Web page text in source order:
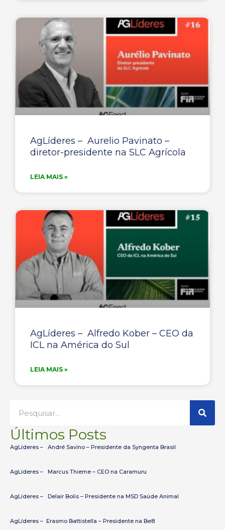
AgLíderes – Aurelio Pavinato –
diretor-presidente na SLC Agrícola
LEIA MAIS »
AgLíderes – Alfredo Kober – CEO da
ICL na América do Sul
LEIA MAIS »
s
q
u
s
r
E
S
Q
Últimos Posts
AgLíderes – André Savino – Presidente da Syngenta Brasil
AgLíderes – Marcus Thieme – CEO na Caramuru
AgLíderes – Delair Bolis – Presidente na MSD Saúde Animal
AgLíderes – Erasmo Battistella – Presidente na Be8